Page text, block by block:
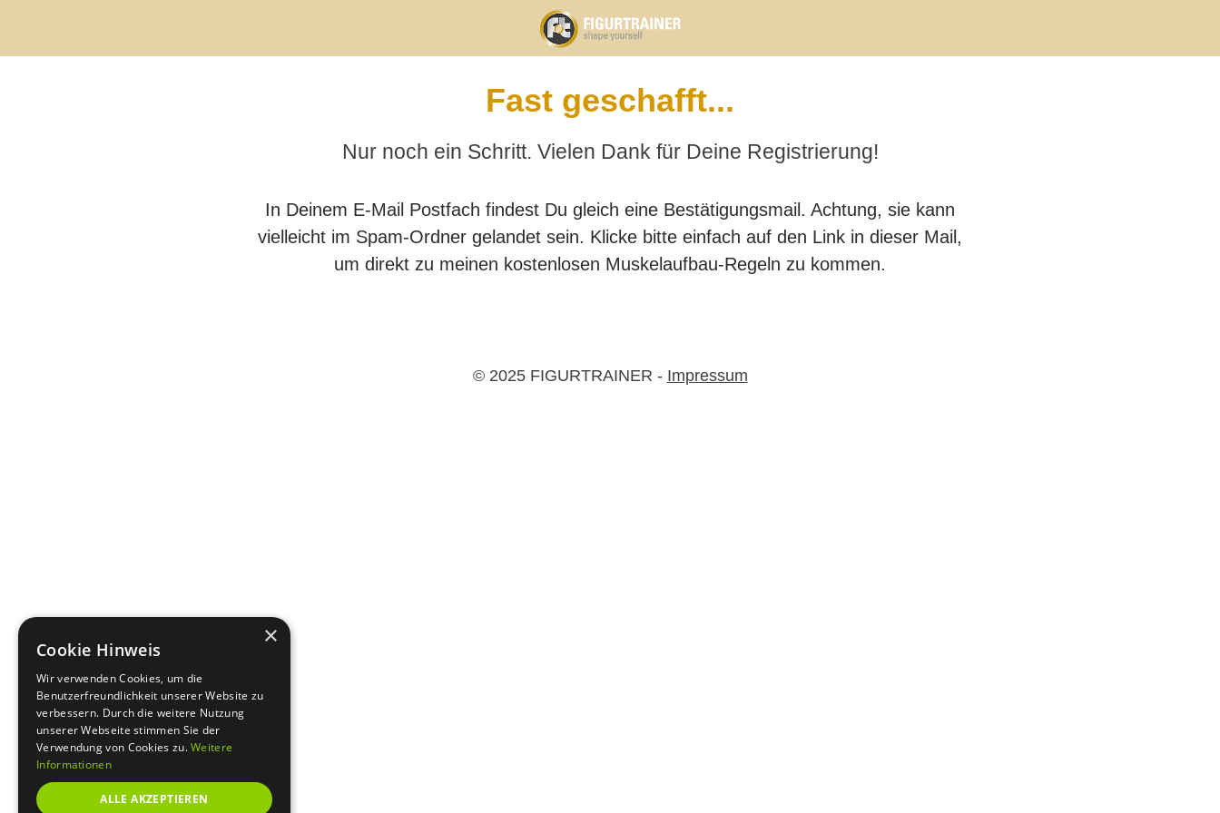
Fast geschafft...
Nur noch ein Schritt. Vielen Dank für Deine Registrierung!
In Deinem E-Mail Postfach findest Du gleich eine Bestätigungsmail. Achtung, sie kann
vielleicht im Spam-Ordner gelandet sein. Klicke bitte einfach auf den Link in dieser Mail,
um direkt zu meinen kostenlosen Muskelaufbau-Regeln zu kommen.
© 2025 FIGURTRAINER - Impressum
×
Cookie Hinweis
Wir verwenden Cookies, um die
Benutzerfreundlichkeit unserer Website zu
verbessern. Durch die weitere Nutzung
unserer Webseite stimmen Sie der
Verwendung von Cookies zu.Weitere
Informationen
ALLE AKZEPTIEREN